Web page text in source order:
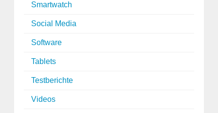
Smartwatch
Social Media
Software
Tablets
Testberichte
Videos